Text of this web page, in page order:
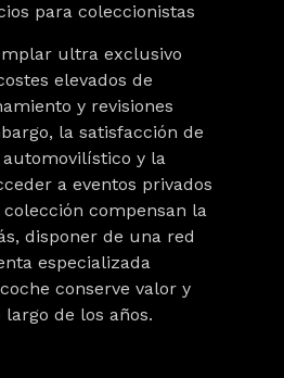
para coleccionistas
ultra exclusivo
elevados de
y revisiones
la satisfacción de
y la
a eventos privados
compensan la
disponer de una red
especializada
conserve valor y
de los años.